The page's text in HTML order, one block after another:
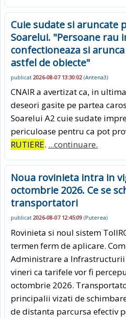
Cuie sudate si aruncate
Soarelui. "Persoane rau
confectioneaza si
astfel de obiecte"
publicat 2026-08-07 13:30:02 (Antena3)
CNAIR a avertizat ca, in
deseori gasite pe partea
Soarelui A2 cuie sudate
periculoase pentru ca pot
RUTIERE. ...continuare.
Noua rovinieta intra in
octombrie 2026. Ce se
transportatori
publicat 2026-08-07 12:45:09 (Puterea)
Rovinieta si noul sistem
termen ferm de aplicare.
Administrare a Infrastructurii
vineri ca tarifele vor fi
octombrie 2026.
principalii vizati de
de distanta parcursa efectiv